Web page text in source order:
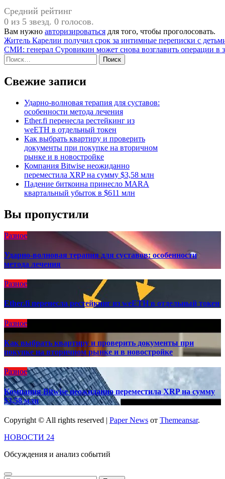
Средний рейтинг
0 из 5 звезд. 0 голосов.
Вам нужно авторизироваться для того, чтобы проголосовать.
Навигация
по
записям
Житель Карелии получил срок за интимные переписки с
СМИ: генерал Суровикин может снова возглавить операции в
Найти:
Свежие записи
Ударно-волновая терапия для суставов:
особенности метода лечения
Ether.fi перенесла рестейкинг из
weETH в отдельный токен
Как выбрать квартиру и проверить
документы при покупке на вторичном
рынке и в новостройке
Компания Bitwise неожиданно
переместила XRP на сумму $3,58 млн
Падение биткоина принесло MARA
квартальный убыток в $611 млн
Вы пропустили
Разное
Ударно-волновая терапия для суставов: особенности
метода лечения
Разное
Ether.fi перенесла рестейкинг из weETH в отдельный токен
Разное
Как выбрать квартиру и проверить документы при
покупке на вторичном рынке и в новостройке
Разное
Компания Bitwise неожиданно переместила XRP на сумму
$3,58 млн
Copyright © All rights reserved | Paper News от Themeansar.
НОВОСТИ 24
Обсуждения и анализ событий